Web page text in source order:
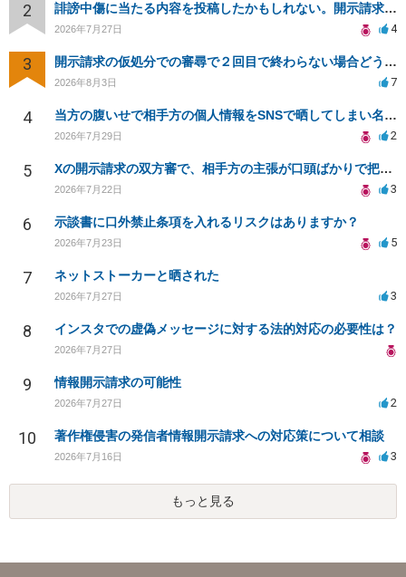
2 誹謗中傷に当たる内容を投稿したかもしれない。開示請求や民事刑事裁判に発展しうるのか教えて欲しい。
2026年7月27日 4
3 開示請求の仮処分での審尋で２回目で終わらない場合どうしたらいいですか
2026年8月3日 7
4 当方の腹いせで相手方の個人情報をSNSで晒してしまい名誉毀損させてしまったかもしれない
2026年7月29日 2
5 Xの開示請求の双方審で、相手方の主張が口頭ばかりで把握しきれません
2026年7月22日 3
6 示談書に口外禁止条項を入れるリスクはありますか？
2026年7月23日 5
7 ネットストーカーと晒された
2026年7月27日 3
8 インスタでの虚偽メッセージに対する法的対応の必要性は？
2026年7月27日
9 情報開示請求の可能性
2026年7月27日 2
10 著作権侵害の発信者情報開示請求への対応策について相談
2026年7月16日 3
もっと見る